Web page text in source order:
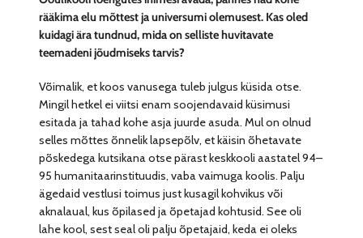
rääkima elu mõttest ja universumi olemusest. Kas oled
kuidagi ära tundnud, mida on selliste huvitavate
teemadeni jõudmiseks tarvis?
Võimalik, et koos vanusega tuleb julgus küsida otse.
Mingil hetkel ei viitsi enam soojendavaid küsimusi
esitada ja tahad kohe asja juurde asuda. Mul on olnud
selles mõttes õnnelik lapsepõlv, et käisin õhetavate
põskedega kutsikana otse pärast keskkooli aastatel 94–
95 humanitaarinstituudis, vaba vaimuga koolis. Palju
ägedaid vestlusi toimus just kusagil kohvikus või
aknalaual, kus õpilased ja õpetajad kohtusid. See oli
lahe kool, sest seal oli palju õpetajaid, keda ei oleks